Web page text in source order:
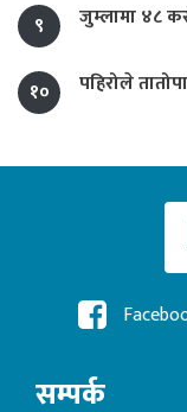
९ जुम्लामा ४८
१० पहिरोले
सम्पर्क